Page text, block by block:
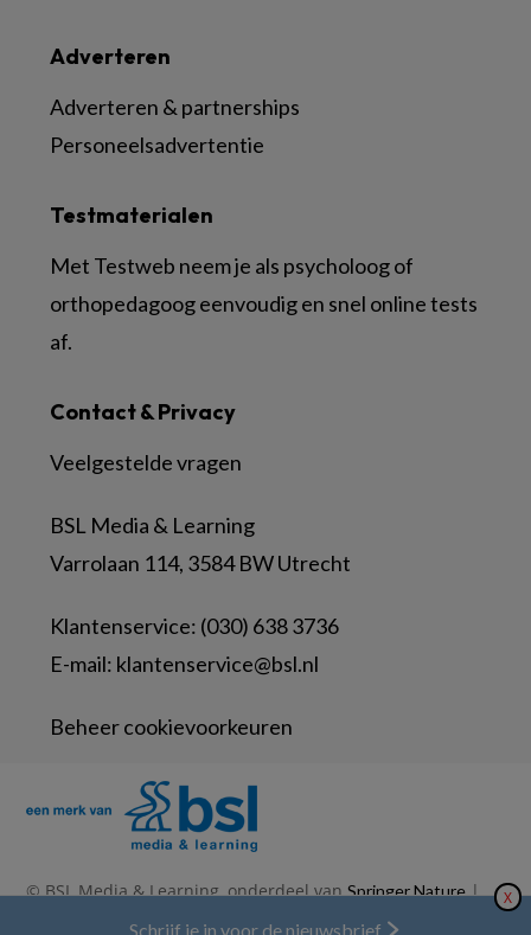
Contact & Privacy
Veelgestelde vragen
BSL Media & Learning
Varrolaan 114, 3584 BW Utrecht
Klantenservice: (030) 638 3736
E-mail: klantenservice@bsl.nl
Beheer cookievoorkeuren
Testmaterialen
Met Testweb neem je als psycholoog of
orthopedagoog eenvoudig en snel online tests
af.
Adverteren
Adverteren & partnerships
Personeelsadvertentie
© BSL Media & Learning, onderdeel vanSpringer Nature| X
Schrijf je in voor de nieuwsbrief
Nieuwsbrief Abonneren